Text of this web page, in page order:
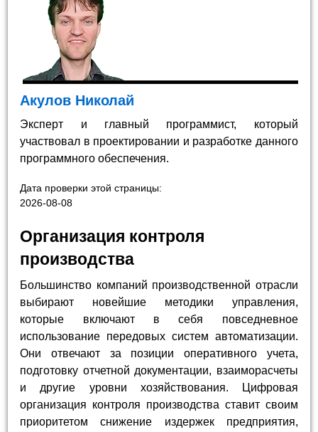
Акулов Николай
Эксперт и главный программист, который
участвовал в проектировании и разработке данного
программного обеспечения.
Дата проверки этой страницы:
2026-08-08
Организация контроля
производства
Большинство компаний производственной отрасли
выбирают новейшие методики управления,
которые включают в себя повседневное
использование передовых систем автоматизации.
Они отвечают за позиции оперативного учета,
подготовку отчетной документации, взаиморасчеты
и другие уровни хозяйствования. Цифровая
организация контроля производства ставит своим
приоритетом снижение издержек предприятия,